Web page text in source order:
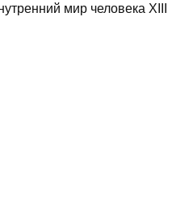
мир человека ХІІІ